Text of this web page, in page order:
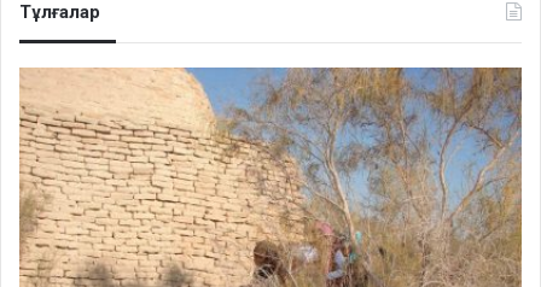
Тұлғалар